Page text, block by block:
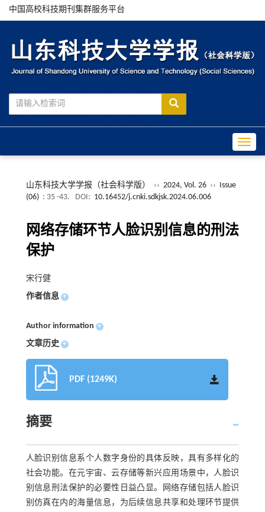
中国高校科技期刊集群服务平台
山东科技大学学报（社会科学版） ›› 2024, Vol. 26 ›› Issue
(06) : 35 -43. DOI: 10.16452/j.cnki.sdkjsk.2024.06.006
网络存储环节人脸识别信息的刑法
保护
宋行健
作者信息 +
Author information +
文章历史 +
PDF (1249K)
摘要
人脸识别信息系个人数字身份的具体反映，具有多样化的
社会功能。在元宇宙、云存储等新兴应用场景中，人脸识
别信息刑法保护的必要性日益凸显。网络存储包括人脸识
别仿真在内的海量信息，为后续信息共享和处理环节提供